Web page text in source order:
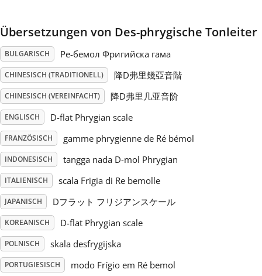
Русский
Svenska
Tiếng Việt
Türkçe
Українська
简体中文
繁體中文
Übersetzungen von Des-phrygische Tonleiter
BULGARISCH Ре-бемол Фригийска гама
CHINESISCH (TRADITIONELL) 降D弗里幾亞音階
CHINESISCH (VEREINFACHT) 降D弗里几亚音阶
ENGLISCH D-flat Phrygian scale
FRANZÖSISCH gamme phrygienne de Ré bémol
INDONESISCH tangga nada D-mol Phrygian
ITALIENISCH scala Frigia di Re bemolle
JAPANISCH Dフラット フリジアンスケール
KOREANISCH D-flat Phrygian scale
POLNISCH skala desfrygijska
PORTUGIESISCH modo Frígio em Ré bemol